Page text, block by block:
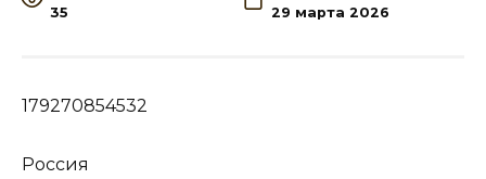
35 29 марта 2026
179270854532
Россия